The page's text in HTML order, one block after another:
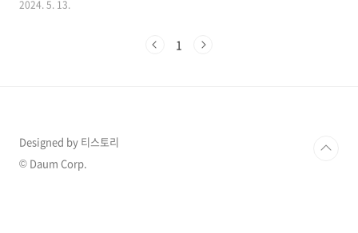
티컬 마우스 MX 모델을 구매해 사용해 보았습니다. 사용 후 현재까지는
2024. 5. 13.
1
Designed by 티스토리
© Daum Corp.